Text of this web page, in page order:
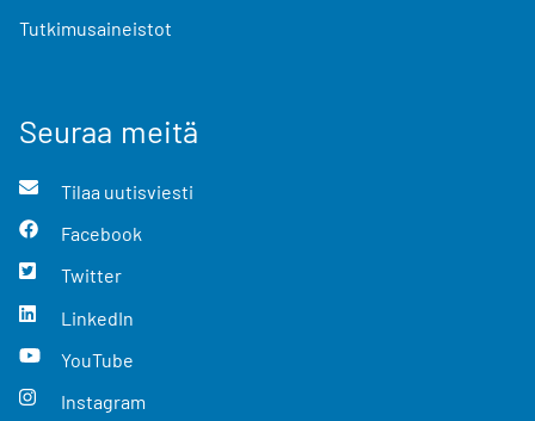
Tutkimusaineistot
Seuraa meitä
Tilaa uutisviesti
Facebook
Twitter
LinkedIn
YouTube
Instagram